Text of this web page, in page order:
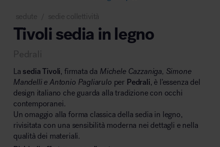
Area lounge e attesa
Area outdoor
sedute sedie collettività
Tivoli sedia in legno
Pedrali
La sedia Tivoli, firmata da Michele Cazzaniga, Simone
Mandelli e Antonio Pagliarulo per Pedrali, è l’essenza del
design italiano che guarda alla tradizione con occhi
contemporanei.
Un omaggio alla forma classica della sedia in legno,
rivisitata con una sensibilità moderna nei dettagli e nella
qualità dei materiali.